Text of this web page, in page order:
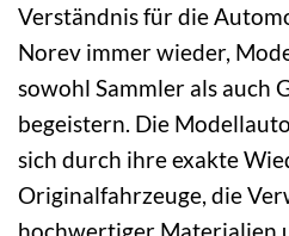
Verständnis für die
Norev immer wieder,
sowohl Sammler als auch
begeistern. Die
sich durch ihre exakte
Originalfahrzeuge, die
hochwertiger Materialien